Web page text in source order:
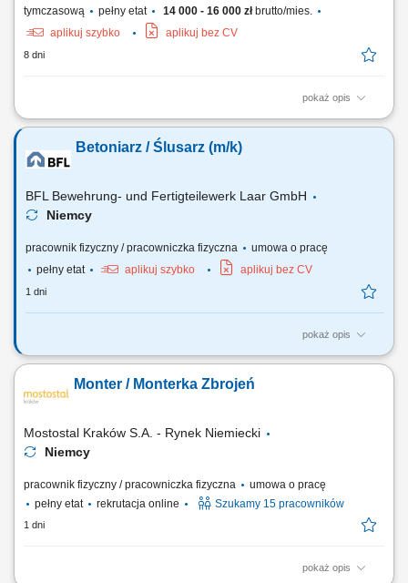
tymczasową
pełny etat 14 000 - 16 000 złbrutto/mies.
aplikuj szybko
aplikuj bez CV
8 dni
pokaż opis
Zakres obowiązków: Wykonywanie zbrojeń (cięcie, gięcie, wiązanie
zbrojeń w formach prefabrykacyjnych; Przygotowywanie form oraz
niezbędnych elementów do betonowania; Udział w procesie
Betoniarz / Ślusarz (m/k)
BFL Bewehrung- und Fertigteilewerk Laar GmbH
Niemcy
pracownik fizyczny / pracowniczka fizyczna
umowa o pracę
pełny etat
aplikuj szybko aplikuj bez CV
1 dni
pokaż opis
Twój zakres obowiązków: Udział w produkcji prefabrykatów
Wykonywanie prac betonowych zgodnie z wytycznymi; Pomoc przy
budowie szalunków i zbrojeniu; Zapewnienie standardów jakości i
Monter / Monterka Zbrojeń
Mostostal Kraków S.A. - Rynek Niemiecki
Niemcy
pracownik fizyczny / pracowniczka fizyczna
umowa o pracę
pełny etat
rekrutacja online Szukamy 15 pracowników
1 dni
pokaż opis